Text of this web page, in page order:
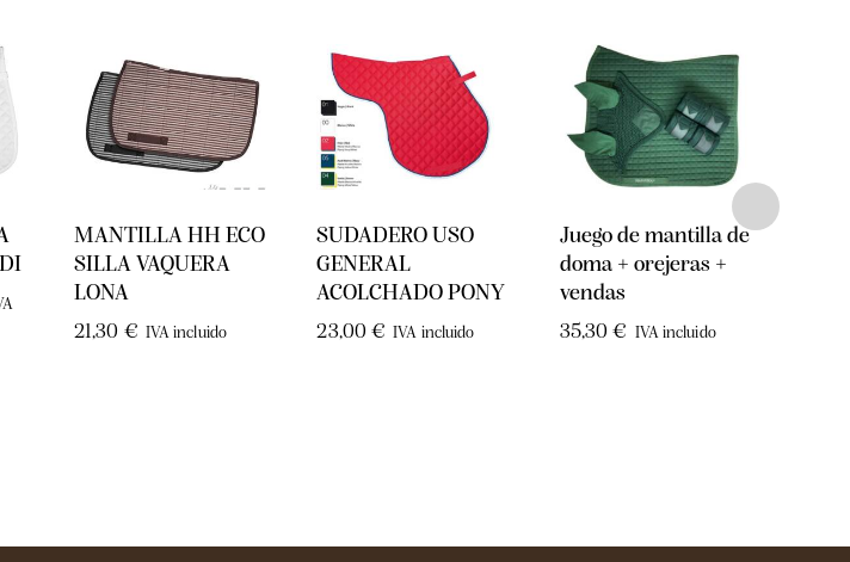
MANTILLA HH ECO
SILLA VAQUERA
LONA
21,30 € IVA incluido
SUDADERO USO
GENERAL
ACOLCHADO PONY
23,00€ IVA incluido
Juego de mantilla de
doma + orejeras +
vendas
35,30€ IVA incluido